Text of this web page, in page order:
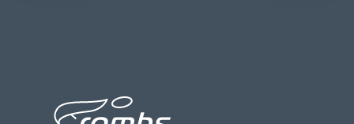
natürlichen Lebensraum zu beobachten, zu genießen.